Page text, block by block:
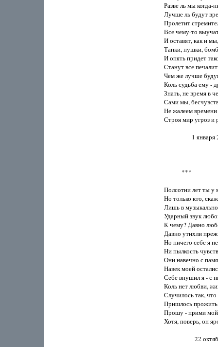
Разве ль мы когда-
Лучше ль будут
Пролетит
Все чему-то
И оставят, как и
Танки, пушки,
И опять придет
Станут все
Чем же лучше
Коль судьба ему -
Знать, не время в
Сами мы,
Не жалеем
Строя мир угроз и
1
            ***
Полсотни лет ты у
Но только кто,
Лишь в
Ударный звук
К чему? Давно
Давно утихли
Но ничего себе я
Ни пылкость
Они навечно с
Навек моей
Себе внушил я - с
Коль нет любви,
Случилось так,
Пришлось
Прошу - прими
Хотя, поверь, он
22